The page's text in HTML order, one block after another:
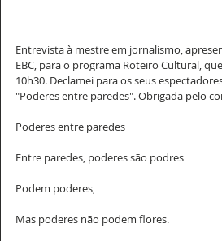
Entrevista à mestre em jornalismo,
EBC, para o programa Roteiro Cultural,
10h30. Declamei para os seus
"Poderes entre paredes". Obrigada pelo
Poderes entre paredes
Entre paredes, poderes são podres
Podem poderes,
Mas poderes não podem flores.